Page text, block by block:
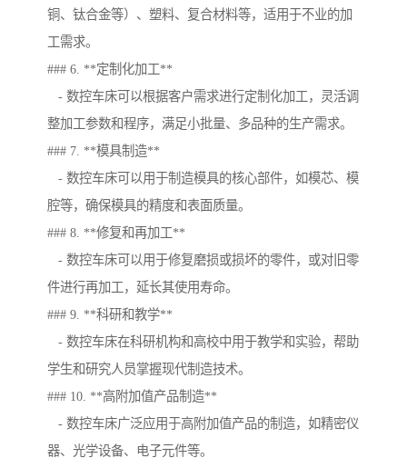
铜、钛合金等）、塑料、复合材料等，适用于不业的加
工需求。
### 6. **定制化加工**
- 数控车床可以根据客户需求进行定制化加工，灵活调
整加工参数和程序，满足小批量、多品种的生产需求。
### 7. **模具制造**
- 数控车床可以用于制造模具的核心部件，如模芯、模
腔等，确保模具的精度和表面质量。
### 8. **修复和再加工**
- 数控车床可以用于修复磨损或损坏的零件，或对旧零
件进行再加工，延长其使用寿命。
### 9. **科研和教学**
- 数控车床在科研机构和高校中用于教学和实验，帮助
学生和研究人员掌握现代制造技术。
### 10. **高附加值产品制造**
- 数控车床广泛应用于高附加值产品的制造，如精密仪
器、光学设备、电子元件等。